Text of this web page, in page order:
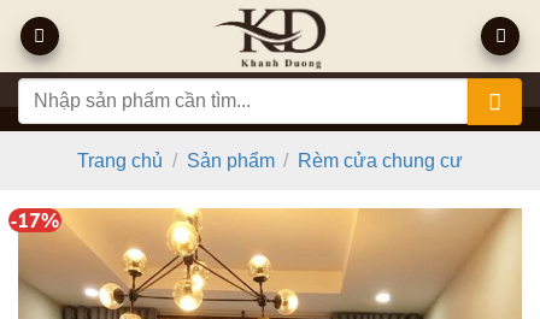
qua
nội
dung
Tìm
kiếm:
Trang chủ / Sản phẩm / Rèm cửa chung cư
-17%